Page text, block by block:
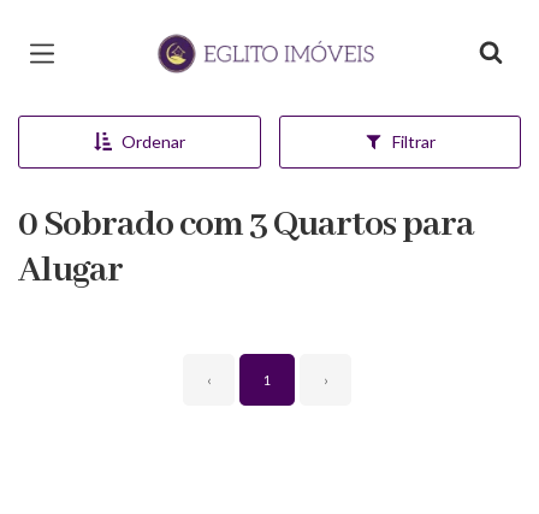
Página inicial
Ordenar Filtrar
0 Sobrado com 3 Quartos para
Alugar
‹ 1 ›